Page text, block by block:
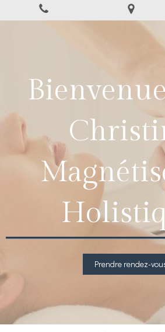
Prendre rendez-